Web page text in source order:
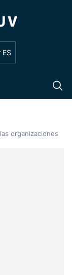
ES
organizaciones